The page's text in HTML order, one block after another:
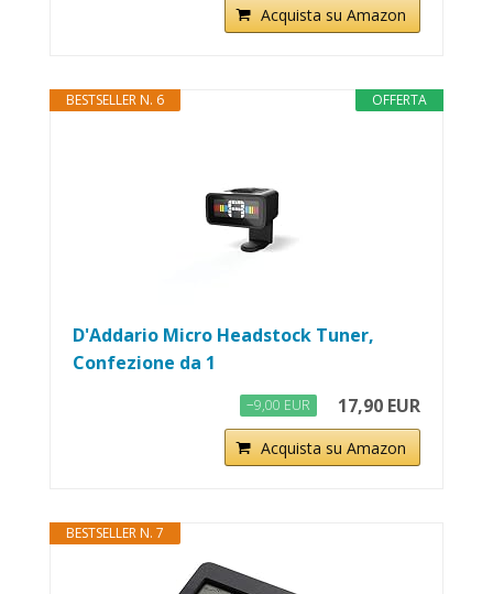
Acquista su Amazon
OFFERTA
BESTSELLER N. 6
D'Addario Micro Headstock Tuner,
Confezione da 1
−9,00 EUR 17,90 EUR
Acquista su Amazon
BESTSELLER N. 7